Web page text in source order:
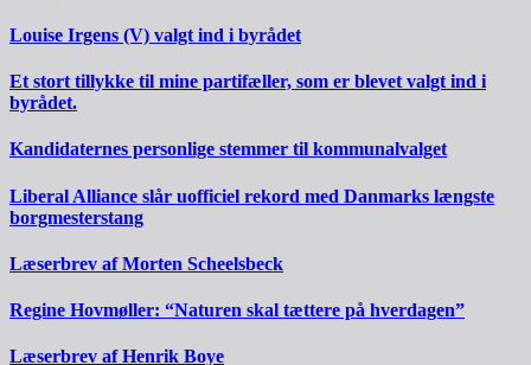
Louise Irgens (V) valgt ind i byrådet
Et stort tillykke til mine partifæller, som er blevet valgt ind i
byrådet.
Kandidaternes personlige stemmer til kommunalvalget
Liberal Alliance slår uofficiel rekord med Danmarks længste
borgmesterstang
Læserbrev af Morten Scheelsbeck
Regine Hovmøller: “Naturen skal tættere på hverdagen”
Læserbrev af Henrik Boye